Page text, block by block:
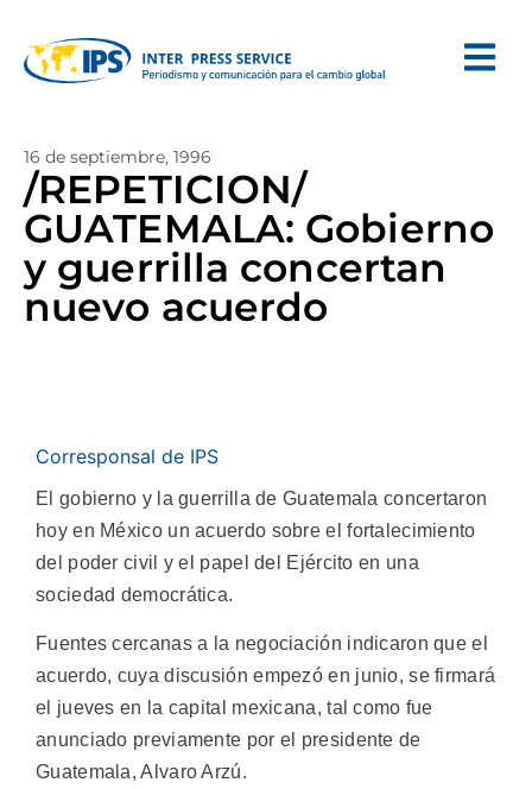
16 de septiembre, 1996
/REPETICION/
GUATEMALA: Gobierno
y guerrilla concertan
nuevo acuerdo
Corresponsal de IPS
El gobierno y la guerrilla de Guatemala concertaron
hoy en México un acuerdo sobre el fortalecimiento
del poder civil y el papel del Ejército en una
sociedad democrática.
Fuentes cercanas a la negociación indicaron que el
acuerdo, cuya discusión empezó en junio, se firmará
el jueves en la capital mexicana, tal como fue
anunciado previamente por el presidente de
Guatemala, Alvaro Arzú.